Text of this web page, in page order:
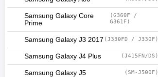
Samsung Galaxy Core
Prime
(G360F /
G361F)
Samsung Galaxy J3 2017 (J330FD / J330F)
Samsung Galaxy J4 Plus (J415FN/DS)
Samsung Galaxy J5 (SM-J500F)